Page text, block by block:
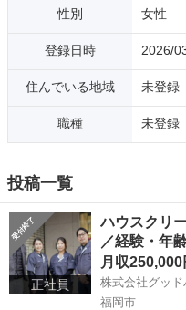
性別 女性
登録日時 2026/
住んでいる地域 未登録
職種 未登録
投稿一覧
正社員
ハウスクリ
／経験・年
月収250,000
株式会社グッド
福岡市